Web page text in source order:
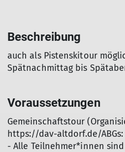
Beschreibung
auch als Pistenskitour
Spätnachmittag bis
Voraussetzungen
Gemeinschaftstour
https://dav-altdorf.de/ABGs:
- Alle Teilnehmer*innen